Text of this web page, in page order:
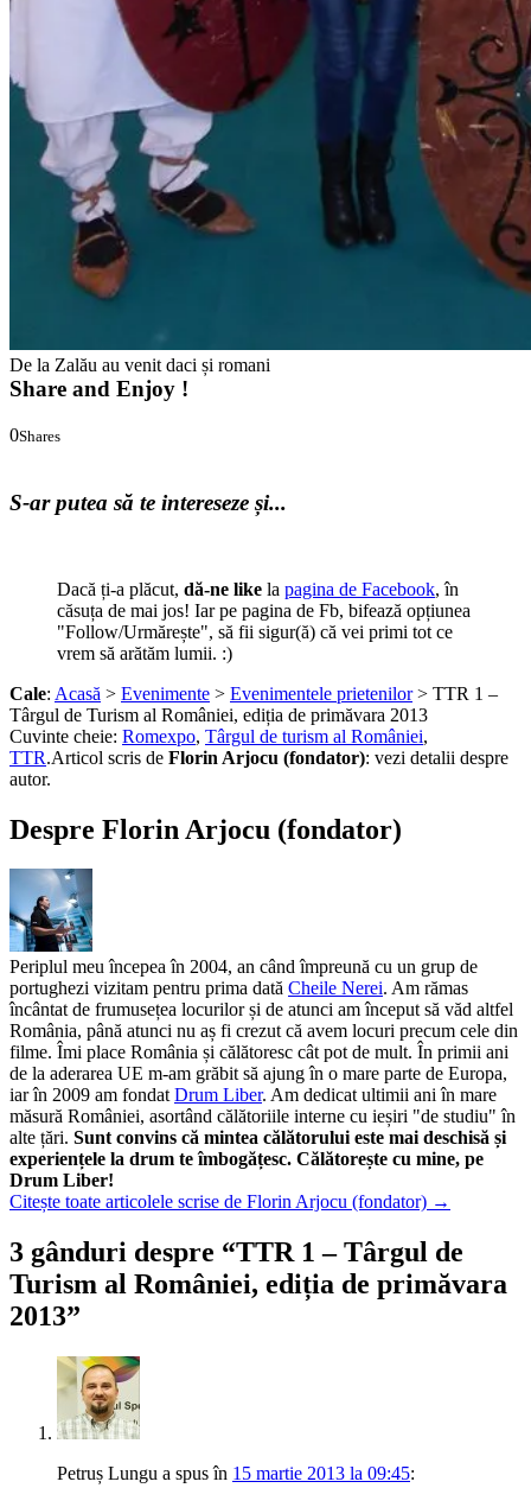
De la Zalău au venit daci și romani
Share and Enjoy !
0Shares
S-ar putea să te intereseze și...
Dacă ți-a plăcut, dă-ne like la pagina de Facebook, în
căsuța de mai jos! Iar pe pagina de Fb, bifează opțiunea
"Follow/Urmărește", să fii sigur(ă) că vei primi tot ce
vrem să arătăm lumii. :)
Cale: Acasă > Evenimente > Evenimentele prietenilor> TTR 1 –
Târgul de Turism al României, ediția de primăvara 2013
Cuvinte cheie: Romexpo, Târgul de turism al României,
TTR.Articol scris de Florin Arjocu (fondator): vezi detalii despre
autor.
Despre Florin Arjocu (fondator)
Periplul meu începea în 2004, an când împreună cu un grup de
portughezi vizitam pentru prima dată Cheile Nerei. Am rămas
încântat de frumusețea locurilor și de atunci am început să văd altfel
România, până atunci nu aș fi crezut că avem locuri precum cele din
filme. Îmi place România și călătoresc cât pot de mult. În primii ani
de la aderarea UE m-am grăbit să ajung în o mare parte de Europa,
iar în 2009 am fondatDrum Liber. Am dedicat ultimii ani în mare
măsură României, asortând călătoriile interne cu ieșiri "de studiu" în
alte țări. Sunt convins că mintea călătorului este mai deschisă și
experiențele la drum te îmbogățesc. Călătorește cu mine, pe
Drum Liber!
Citește toate articolele scrise de Florin Arjocu (fondator)→
3 gânduri despre “TTR 1 – Târgul de
Turism al României, ediția de primăvara
2013”
Petruș Lungu a spusîn 15 martie 2013 la 09:45: